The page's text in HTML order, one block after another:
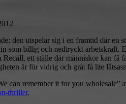
den utspelar sig i en framtid där
som billig och nedtryckt arbetskraft.
Recall, ett ställe där människor kan
är för vidrig och grå: få lite
can remember it for you
thriller.